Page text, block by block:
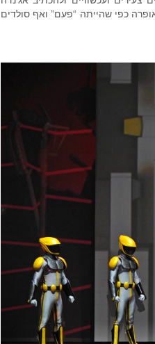
כפי שהייתה “פעם” ואף סולדים